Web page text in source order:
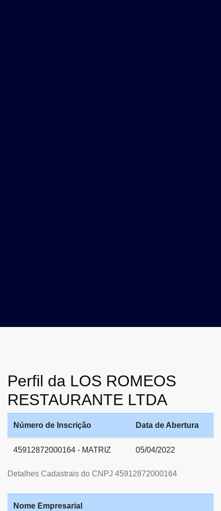
Perfil da LOS ROMEOS
RESTAURANTE LTDA
Detalhes Cadastrais do CNPJ 45912872000164
Número de Inscrição Data de Abertura
45912872000164 - MATRIZ 05/04/2022
Nome Empresarial